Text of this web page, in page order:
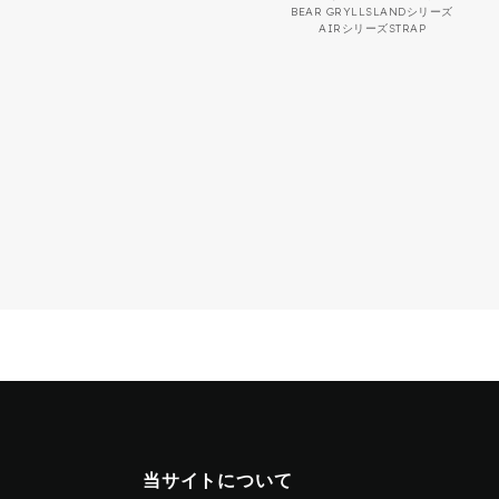
BEAR GRYLLSLANDシリーズ
AIRシリーズSTRAP
当サイトについて